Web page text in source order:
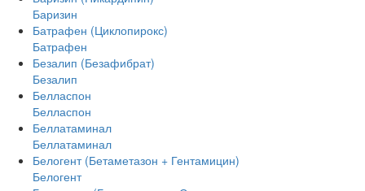
Баризин
Батрафен (Циклопирокс)
Батрафен
Безалип (Безафибрат)
Безалип
Белласпон
Белласпон
Беллатаминал
Беллатаминал
Белогент (Бетаметазон + Гентамицин)
Белогент